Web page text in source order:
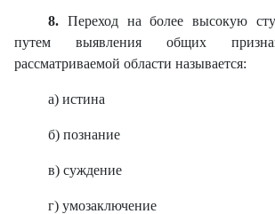
8. Переход на более высокую
путем выявления общих
рассматриваемой области называется:
а) истина
б) познание
в) суждение
г) умозаключение